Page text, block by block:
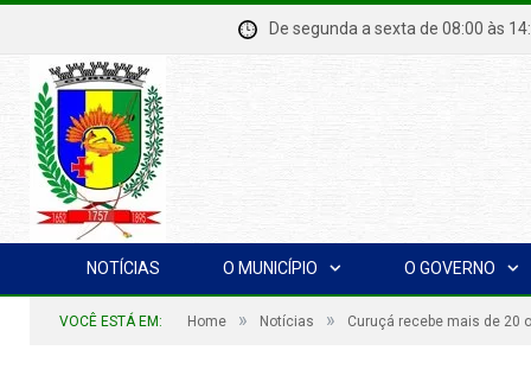
De segunda a sexta de 08:00
NOTÍCIAS O MUNICÍPIO O GOVERNO
VOCÊ ESTÁ EM: Home » Notícias » Curuçá recebe mais de 20